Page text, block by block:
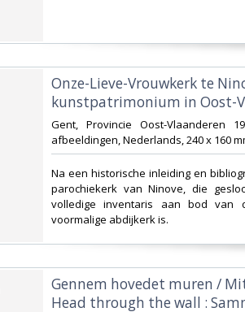
‎Onze-Lieve-Vrouwkerk te
kunstpatrimonium in Oost-
‎Gent, Provincie Oost-Vlaanderen
afbeeldingen, Nederlands, 240 x 160
‎Na een historische inleiding en
parochiekerk van Ninove, die
volledige inventaris aan bod van
voormalige abdijkerk is.‎
‎Gennem hovedet muren /
Head through the wall :